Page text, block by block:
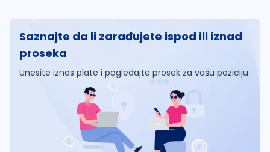
Saznajte da li zarađujete ispod ili iznad
proseka
Unesite iznos plate i pogledajte prosek za vašu poziciju